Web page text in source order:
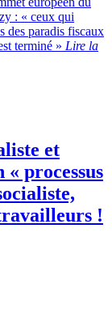
: « ceux qui
des paradis fiscaux
terminé » Lire la
et
« processus
!